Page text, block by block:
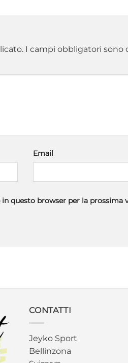
I campi obbligatori sono
Email
questo browser per la prossima
CONTATTI
Jeyko Sport
Bellinzona